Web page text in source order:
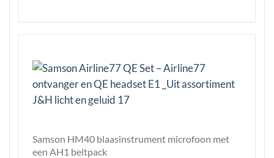
Samson HM40 blaasinstrument microfoon met
een AH1 beltpack